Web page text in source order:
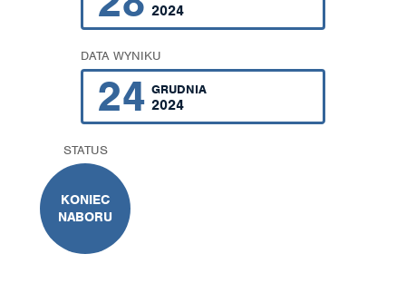
2024
DATA WYNIKU
24 GRUDNIA
2024
STATUS
KONIEC
NABORU